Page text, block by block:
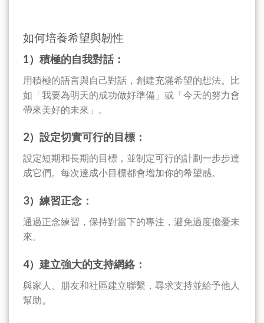
如何培養希望與韌性
1）積極的自我對話：
用積極的語言與自己對話，創建充滿希望的想法。比
如「我要為明天的成功做好準備」或「今天的努力會
帶來美好的未來」。
2）設定切實可行的目標：
設定短期和長期的目標，並制定可行的計劃一步步達
成它們。每次達成小目標都會增加你的希望感。
3）練習正念：
通過正念練習，保持對當下的專注，避免過度擔憂未
來。
4）建立強大的支持網絡：
與家人、朋友和社區建立聯繫，尋求支持並給予他人
幫助。